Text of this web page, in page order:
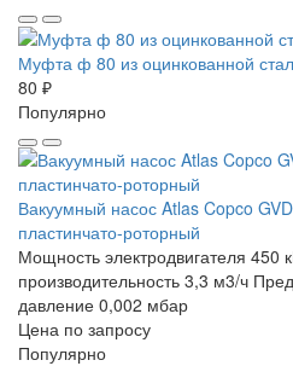
Муфта ф 80 из оцинкованной
80 ₽
Популярно
Вакуумный насос Atlas Copco
пластинчато-роторный
Мощность электродвигателя 450
производительность 3,3 м3/ч
давление 0,002 мбар
Цена по запросу
Популярно